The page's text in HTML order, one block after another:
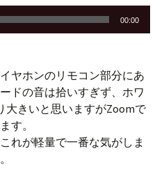
00:00
ヤホンのリモコン部分にあ
ドの音は拾いすぎず、ホワ
大きいと思いますがZoomで
す。
れが軽量で一番な気がしま